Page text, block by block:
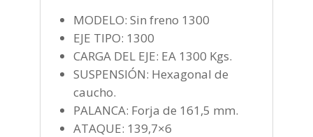
MODELO: Sin freno 1300
EJE TIPO: 1300
CARGA DEL EJE: EA 1300 Kgs.
SUSPENSIÓN: Hexagonal de
caucho.
PALANCA: Forja de 161,5 mm.
ATAQUE: 139,7×6